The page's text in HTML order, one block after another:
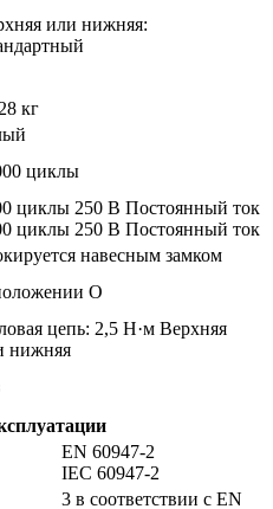
или нижняя:
кг
циклы
циклы 250 В Постоянный ток
циклы 250 В Постоянный ток
навесным замком
О
цепь: 2,5 Н·м Верхняя
нижняя
EN 60947-2
IEC 60947-2
3 в соответствии с EN